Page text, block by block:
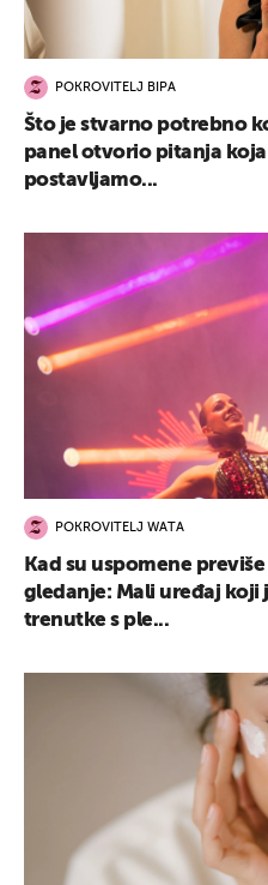
POKROVITELJ BIPA
Što je stvarno potrebno
panel otvorio pitanja koja
postavljamo...
POKROVITELJ WATA
Kad su uspomene
gledanje: Mali uređaj koji
trenutke s ple...